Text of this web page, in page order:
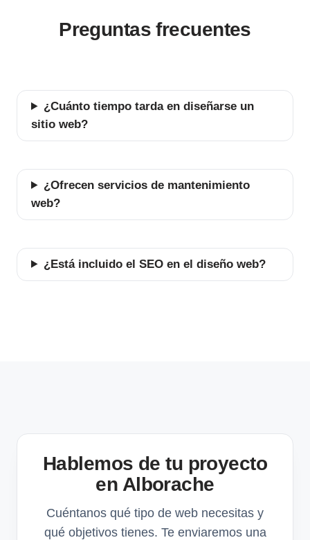
Preguntas frecuentes
¿Cuánto tiempo tarda en diseñarse un
sitio web?
¿Ofrecen servicios de mantenimiento
web?
¿Está incluido el SEO en el diseño web?
Hablemos de tu proyecto
en Alborache
Cuéntanos qué tipo de web necesitas y
qué objetivos tienes. Te enviaremos una